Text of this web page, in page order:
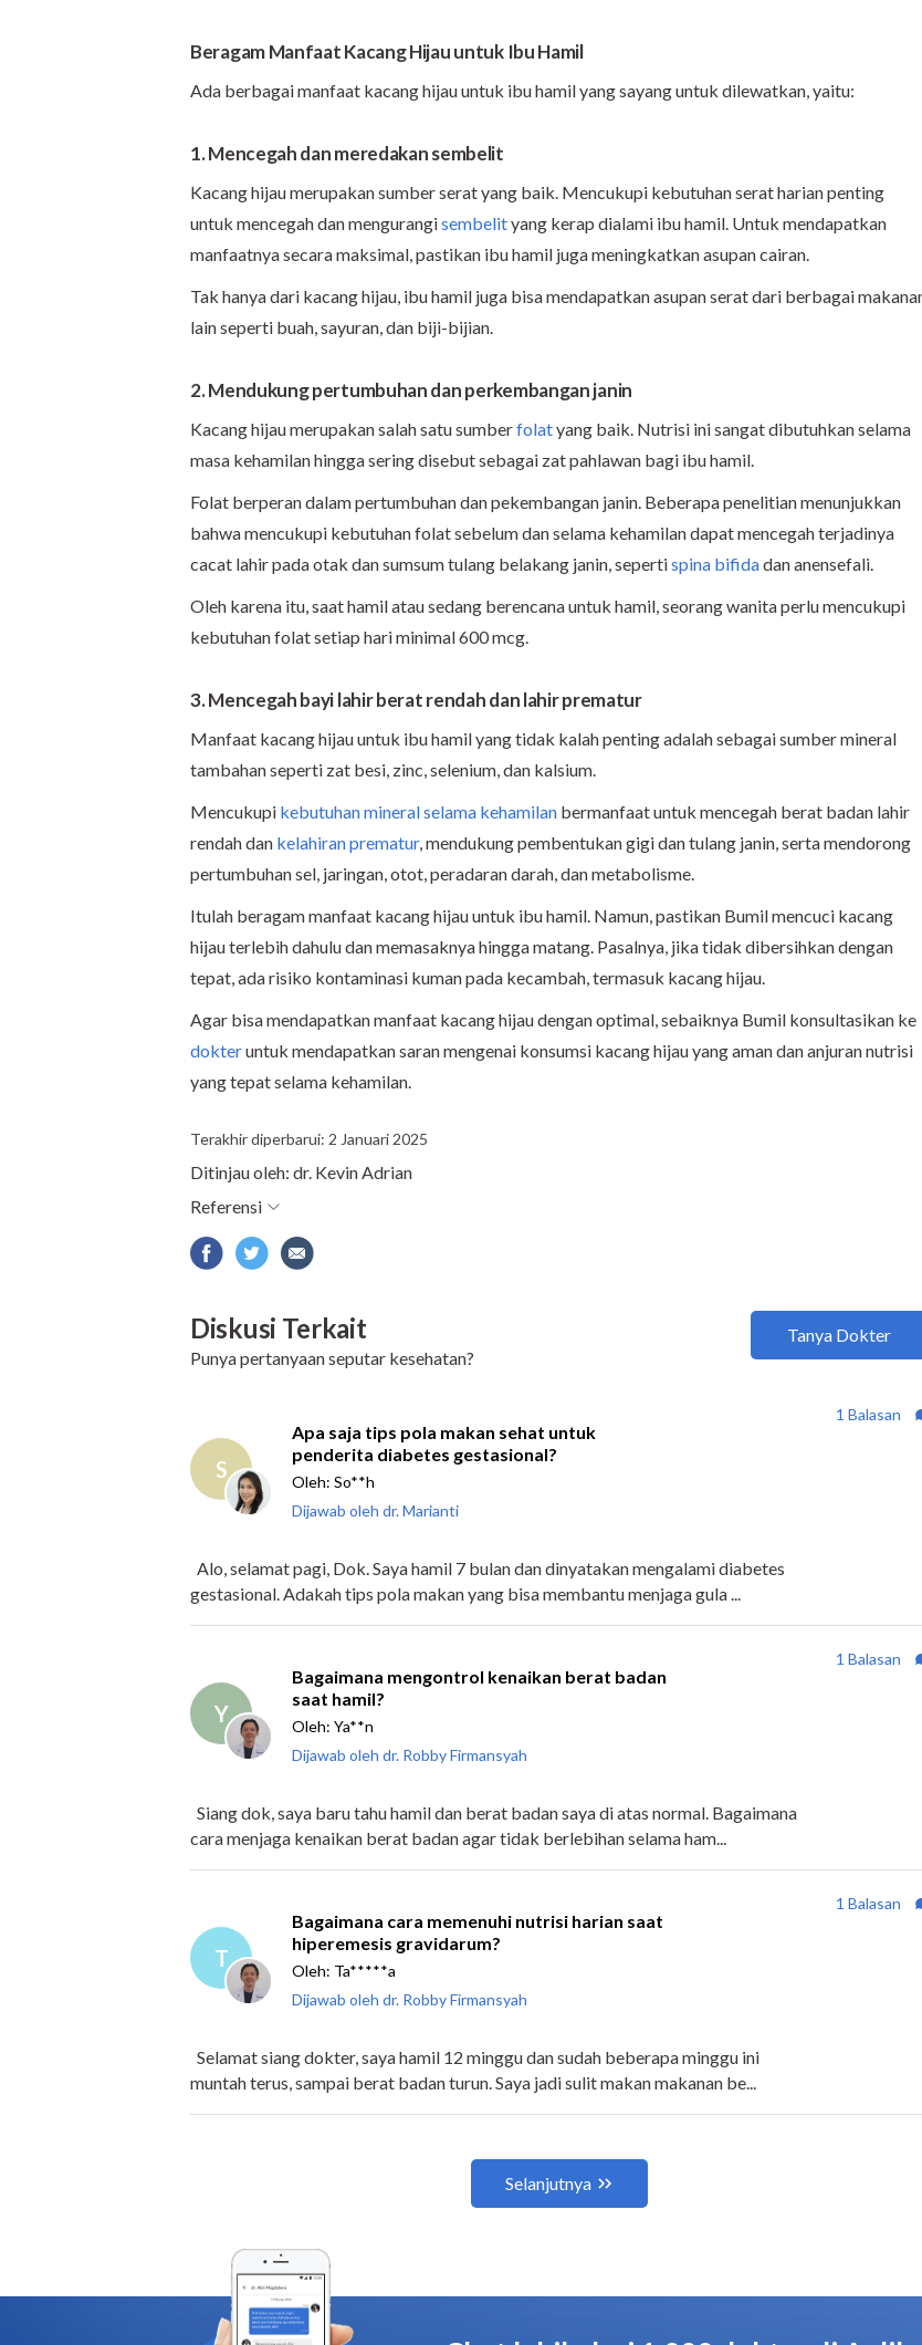
Beragam Manfaat Kacang Hijau untuk Ibu Hamil
Ada berbagai manfaat kacang hijau untuk ibu hamil yang sayang untuk dilewatkan, yaitu:
1. Mencegah dan meredakan sembelit
Kacang hijau merupakan sumber serat yang baik. Mencukupi kebutuhan serat harian penting
untuk mencegah dan mengurangisembelityang kerap dialami ibu hamil. Untuk mendapatkan
manfaatnya secara maksimal, pastikan ibu hamil juga meningkatkan asupan cairan.
Tak hanya dari kacang hijau, ibu hamil juga bisa mendapatkan asupan serat dari berbagai
lain seperti buah, sayuran, dan biji-bijian.
2. Mendukung pertumbuhan dan perkembangan janin
Kacang hijau merupakan salah satu sumberfolatyang baik. Nutrisi ini sangat dibutuhkan selama
masa kehamilan hingga sering disebut sebagai zat pahlawan bagi ibu hamil.
Folat berperan dalam pertumbuhan dan pekembangan janin. Beberapa penelitian menunjukkan
bahwa mencukupi kebutuhan folat sebelum dan selama kehamilan dapat mencegah terjadinya
cacat lahir pada otak dan sumsum tulang belakang janin, sepertispina bifidadan anensefali.
Oleh karena itu, saat hamil atau sedang berencana untuk hamil, seorang wanita perlu mencukupi
kebutuhan folat setiap hari minimal 600 mcg.
3. Mencegah bayi lahir berat rendah dan lahir prematur
Manfaat kacang hijau untuk ibu hamil yang tidak kalah penting adalah sebagai sumber mineral
tambahan seperti zat besi, zinc, selenium, dan kalsium.
Mencukupi kebutuhan mineral selama kehamilan bermanfaat untuk mencegah berat badan lahir
rendah dan kelahiran prematur, mendukung pembentukan gigi dan tulang janin, serta mendorong
pertumbuhan sel, jaringan, otot, peradaran darah, dan metabolisme.
Itulah beragam manfaat kacang hijau untuk ibu hamil. Namun, pastikan Bumil mencuci kacang
hijau terlebih dahulu dan memasaknya hingga matang. Pasalnya, jika tidak dibersihkan dengan
tepat, ada risiko kontaminasi kuman pada kecambah, termasuk kacang hijau.
Agar bisa mendapatkan manfaat kacang hijau dengan optimal, sebaiknya Bumil konsultasikan ke
dokteruntuk mendapatkan saran mengenai konsumsi kacang hijau yang aman dan anjuran nutrisi
yang tepat selama kehamilan.
Terakhir diperbarui: 2 Januari 2025